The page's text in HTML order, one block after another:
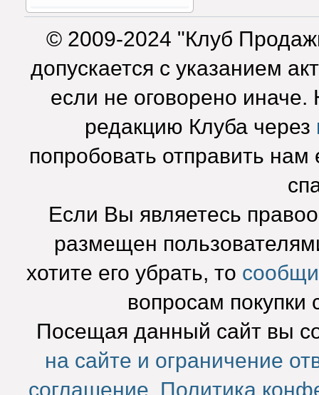
© 2009-2024 "Клуб
допускается с указанием
если не оговорено
редакцию Клуба через
попробовать отправить нам
Если Вы являетесь
размещен
хотите его убрать, то
вопросам покупки
Посещая данный сайт вы
на сайте и ограничение
соглашение, Политика